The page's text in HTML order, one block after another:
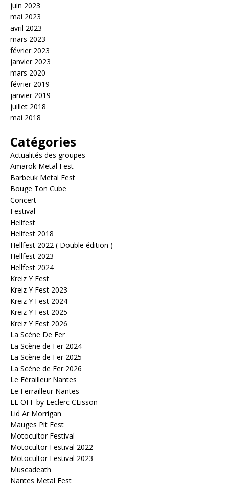
juin 2023
mai 2023
avril 2023
mars 2023
février 2023
janvier 2023
mars 2020
février 2019
janvier 2019
juillet 2018
mai 2018
Catégories
Actualités des groupes
Amarok Metal Fest
Barbeuk Metal Fest
Bouge Ton Cube
Concert
Festival
Hellfest
Hellfest 2018
Hellfest 2022 ( Double édition )
Hellfest 2023
Hellfest 2024
Kreiz Y Fest
Kreiz Y Fest 2023
Kreiz Y Fest 2024
Kreiz Y Fest 2025
Kreiz Y Fest 2026
La Scène De Fer
La Scène de Fer 2024
La Scène de Fer 2025
La Scène de Fer 2026
Le Férailleur Nantes
Le Ferrailleur Nantes
LE OFF by Leclerc CLisson
Lid Ar Morrigan
Mauges Pit Fest
Motocultor Festival
Motocultor Festival 2022
Motocultor Festival 2023
Muscadeath
Nantes Metal Fest